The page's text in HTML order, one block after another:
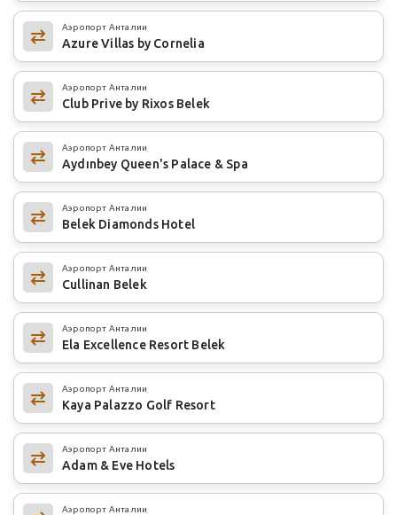
Аэропорт Анталии
Azure Villas by Cornelia
Аэропорт Анталии
Club Prive by Rixos Belek
Аэропорт Анталии
Aydınbey Queen's Palace & Spa
Аэропорт Анталии
Belek Diamonds Hotel
Аэропорт Анталии
Cullinan Belek
Аэропорт Анталии
Ela Excellence Resort Belek
Аэропорт Анталии
Kaya Palazzo Golf Resort
Аэропорт Анталии
Adam & Eve Hotels
Аэропорт Анталии